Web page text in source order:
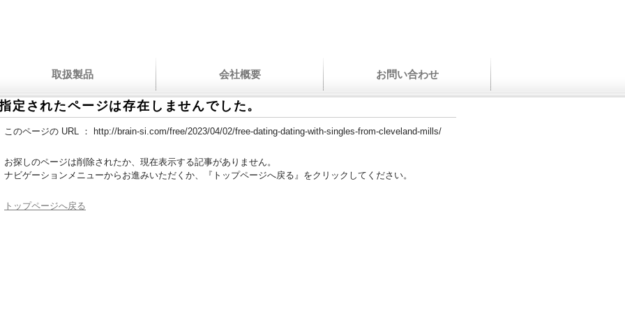
取扱製品 会社概要 お問い合わせ
定されたページは存在しませんでした。
このページの URL ： http://brain-si.com/free/2023/04/02/free-dating-dating-with-singles-from-cleveland-mills/
お探しのページは削除されたか、現在表示する記事がありません。
ナビゲーションメニューからお進みいただくか、『トップページへ戻る』をクリックしてください。
トップページへ戻る